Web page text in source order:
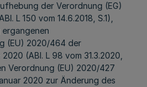
der Verordnung (EG)
L 150 vom 14.6.2018, S.1),
(EU) 2020/464 der
(ABl. L 98 vom 31.3.2020,
Verordnung (EU) 2020/427
2020 zur Änderung des